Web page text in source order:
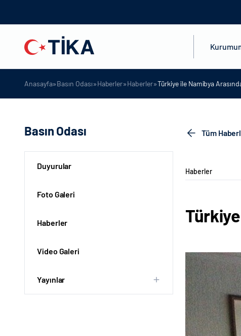
Anasayfa»Basın Odası»Haberler»Haberler»Türkiye ile Namibya
Basın Odası
Duyurular
Foto Galeri
Haberler
Video Galeri
Yayınlar
Tüm
Haberler